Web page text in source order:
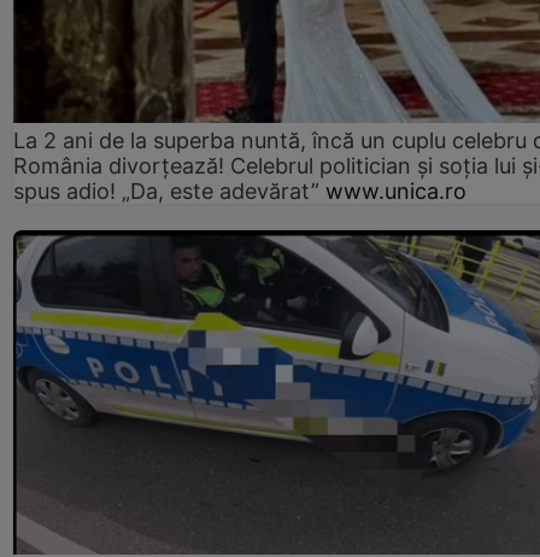
La 2 ani de la superba nuntă, încă un cuplu celebru
România divorțează! Celebrul politician și soția lui
spus adio! „Da, este adevărat” www.unica.ro